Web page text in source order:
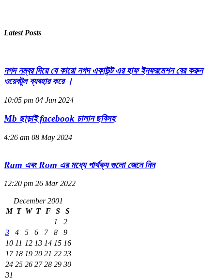
Latest Posts
নগদ নম্বর দিয়ে যে কারো নগদ একাউন্ট এর হাফ ইনফরমেশন বের করুন
ওয়েবটুল ব্যবহার করে ।
10:05 pm 04 Jun 2024
Mb ছাড়াই facebook চালান ছবিসহ
4:26 am 08 May 2024
Ram এবং Rom এর মধ্যে পার্থক্য গুলো জেনে নিন
12:20 pm 26 Mar 2022
December 2001
M T W T F S
S
1
2
3
4 5 6 7 8
9
10 11 12 13 14 15 16
17 18 19 20 21 22 23
24 25 26 27 28 29 30
31